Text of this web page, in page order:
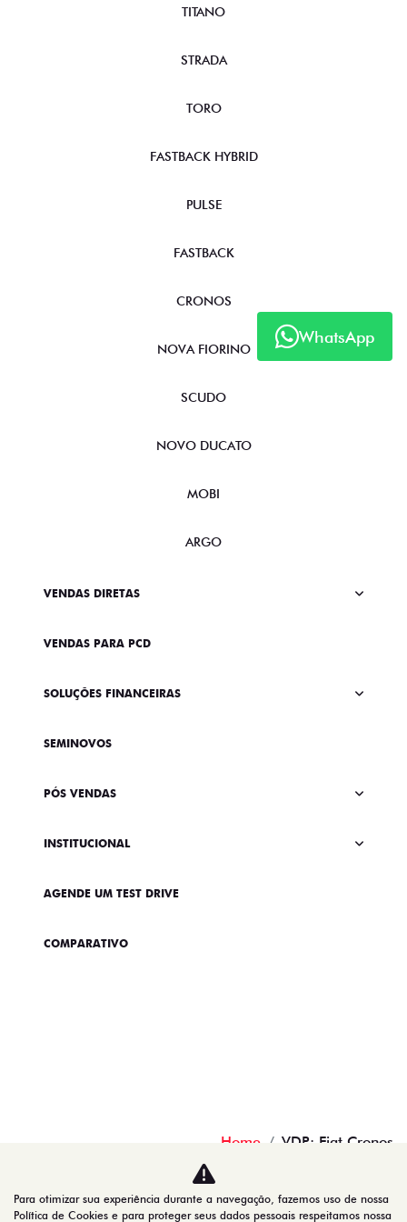
WhatsApp
TITANO
STRADA
TORO
FASTBACK HYBRID
PULSE
FASTBACK
CRONOS
NOVA FIORINO
SCUDO
NOVO DUCATO
MOBI
ARGO
VENDAS DIRETAS
VENDAS PARA PCD
SOLUÇÕES FINANCEIRAS
SEMINOVOS
PÓS VENDAS
INSTITUCIONAL
AGENDE UM TEST DRIVE
COMPARATIVO
Home VDP: Fiat Cronos
Desacelere. Seu bem maior é a vida.
Para otimizar sua experiência durante a navegação, fazemos uso de nossa
Política de Cookies e para proteger seus dados pessoais respeitamos nossa